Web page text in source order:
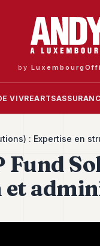
by
VIVREARTS
: Expertise en
Fund